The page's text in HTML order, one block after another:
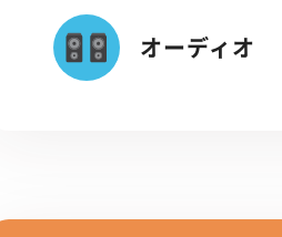
オーディオ